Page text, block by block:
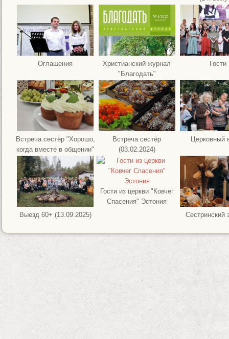
Оглашения
Христианский журнал
"Благодать"
Гости
Встреча сестёр "Хорошо,
когда вместе в общении"
Встреча сестёр
(03.02.2024)
Церковный
Выезд 60+ (13.09.2025)
Гости из церкви "Ковчег
Спасения" Эстония
Сестринский